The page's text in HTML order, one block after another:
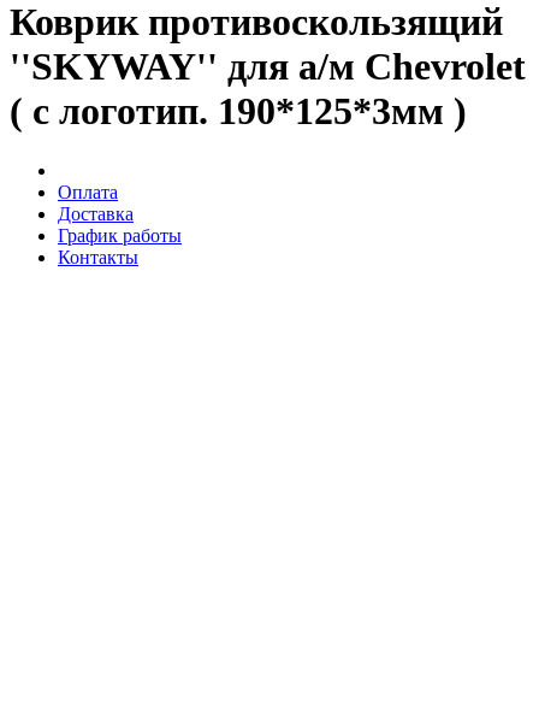
Коврик противоскользящий
''SKYWAY'' для а/м Chevrolet
( c логотип. 190*125*3мм )
Оплата
Доставка
График работы
Контакты